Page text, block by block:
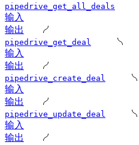
pipedrive_get_all_deals
输入
输出
pipedrive_get_deal
输入
输出
pipedrive_create_deal
输入
输出
pipedrive_update_deal
输入
输出